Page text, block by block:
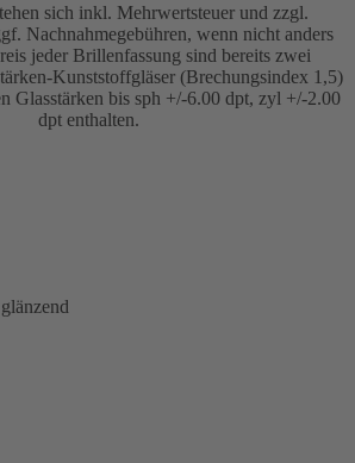
sich inkl. Mehrwertsteuer und zzgl.
Nachnahmegebühren, wenn nicht anders
jeder Brillenfassung sind bereits zwei
Kunststoffgläser (Brechungsindex 1,5)
Glasstärken bis sph +/-6.00 dpt, zyl +/-2.00
dpt enthalten.